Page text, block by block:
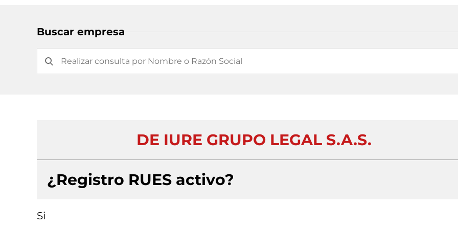
Buscar empresa
DE IURE GRUPO LEGAL S.A.S.
¿Registro RUES activo?
Si